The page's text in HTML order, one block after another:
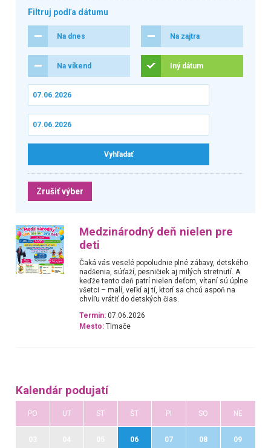
Filtruj podľa dátumu
Na dnes Na zajtra
Na víkend Iný dátum
Zrušiť výber
Medzinárodný deň nielen pre
deti
Čaká vás veselé popoludnie plné zábavy, detského
nadšenia, súťaží, pesničiek aj milých stretnutí. A
keďže tento deň patrí nielen deťom, vítaní sú úplne
všetci – malí, veľkí aj tí, ktorí sa chcú aspoň na
chvíľu vrátiť do detských čias.
Termín: 07.06.2026
Mesto: Tlmače
Kalendár podujatí
PO UT ST ŠT PI SO NE
06 07 08 09